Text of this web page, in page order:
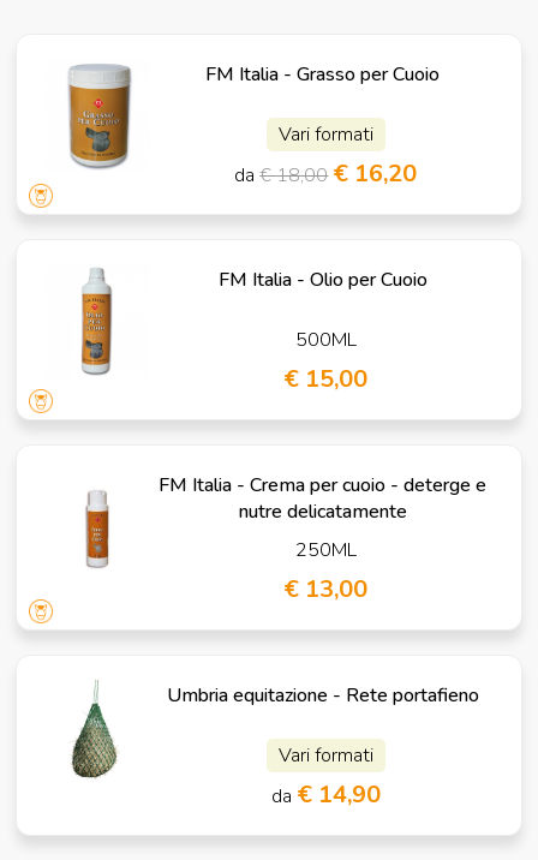
FM Italia - Grasso per Cuoio
Vari formati
da€ 18,00 € 16,20
FM Italia - Olio per Cuoio
500ML
€ 15,00
FM Italia - Crema per cuoio - deterge e
nutre delicatamente
250ML
€ 13,00
Umbria equitazione - Rete portafieno
Vari formati
da € 14,90